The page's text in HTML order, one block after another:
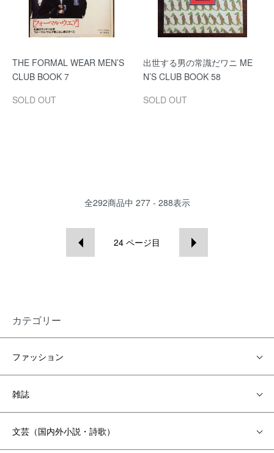
THE FORMAL WEAR MEN’S
CLUB BOOK 7
SOLD OUT
出世する男の常識だワニ ME
N’S CLUB BOOK 58
SOLD OUT
全292商品中 277 - 288表示
24 ページ目
カテゴリー
ファッション
雑誌
文芸（国内外小説・詩歌）